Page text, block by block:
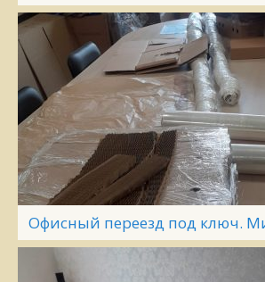
Офисный переезд под ключ.